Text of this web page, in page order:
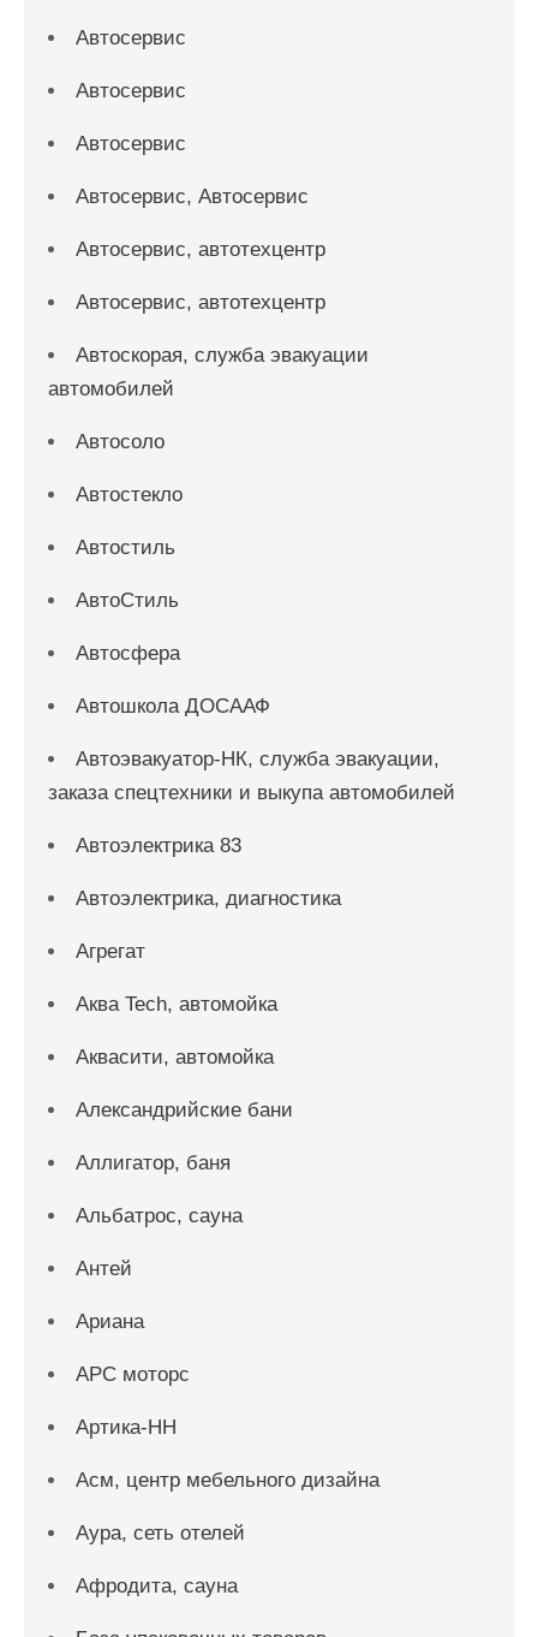
Автосервис
Автосервис
Автосервис
Автосервис, Автосервис
Автосервис, автотехцентр
Автосервис, автотехцентр
Автоскорая, служба эвакуации
автомобилей
Автосоло
Автостекло
Автостиль
АвтоСтиль
Автосфера
Автошкола ДОСААФ
Автоэвакуатор-НК, служба эвакуации,
заказа спецтехники и выкупа автомобилей
Автоэлектрика 83
Автоэлектрика, диагностика
Агрегат
Аква Tech, автомойка
Аквасити, автомойка
Александрийские бани
Аллигатор, баня
Альбатрос, сауна
Антей
Ариана
АРС моторс
Артика-НН
Асм, центр мебельного дизайна
Аура, сеть отелей
Афродита, сауна